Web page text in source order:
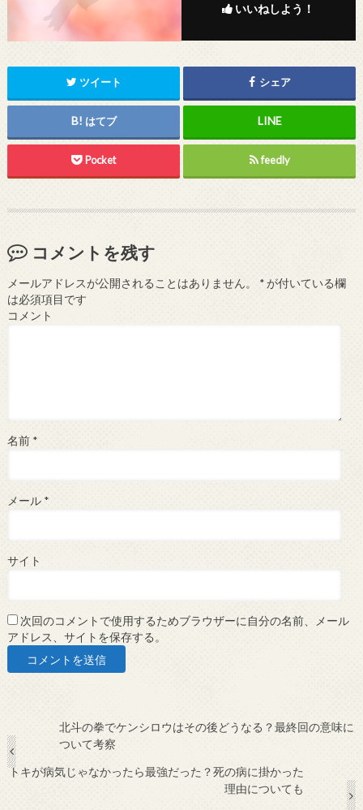
いいねしよう！
ツイート シェア
はてブ
Pocket feedly
コメントを残す
メールアドレスが公開されることはありません。 *が付いている欄
は必須項目です
コメント
名前 *
メール *
サイト
次回のコメントで使用するためブラウザーに自分の名前、メール
アドレス、サイトを保存する。
北斗の拳でケンシロウはその後どうなる？最終回の意味に
ついて考察
トキが病気じゃなかったら最強だった？死の病に掛かった
理由についても